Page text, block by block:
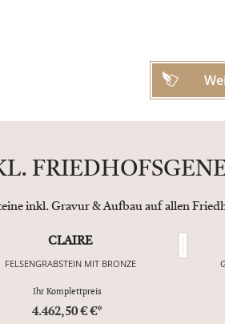
inkl. Gravur & Aufbau auf allen
CLAIRE
FELSENGRABSTEIN MIT BRONZE
Ihr Komplettpreis
4.462,50 € €*